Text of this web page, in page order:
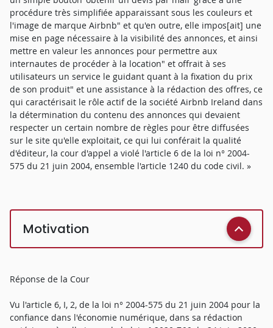
procédure très simplifiée apparaissant sous les couleurs et
l'image de marque Airbnb" et qu'en outre, elle impos[ait] une
mise en page nécessaire à la visibilité des annonces, et ainsi
mettre en valeur les annonces pour permettre aux
internautes de procéder à la location" et offrait à ses
utilisateurs un service le guidant quant à la fixation du prix
de son produit" et une assistance à la rédaction des offres, ce
qui caractérisait le rôle actif de la société Airbnb Ireland dans
la détermination du contenu des annonces qui devaient
respecter un certain nombre de règles pour être diffusées
sur le site qu'elle exploitait, ce qui lui conférait la qualité
d'éditeur, la cour d'appel a violé l'article 6 de la loi n° 2004-
575 du 21 juin 2004, ensemble l'article 1240 du code civil. »
Motivation
Réponse de la Cour
Vu l'article 6, I, 2, de la loi n° 2004-575 du 21 juin 2004 pour la
confiance dans l'économie numérique, dans sa rédaction